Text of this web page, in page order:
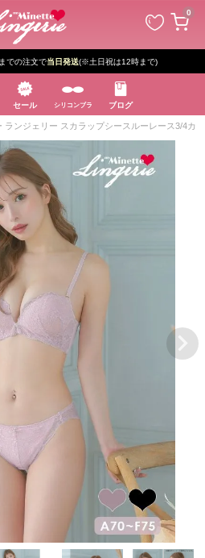
0
での注文で当日発送(※土日祝は12時まで)
セール シリコンブラ ブログ
ランジェリー スカラップシースルーレース3/4カ
ペー
ジト